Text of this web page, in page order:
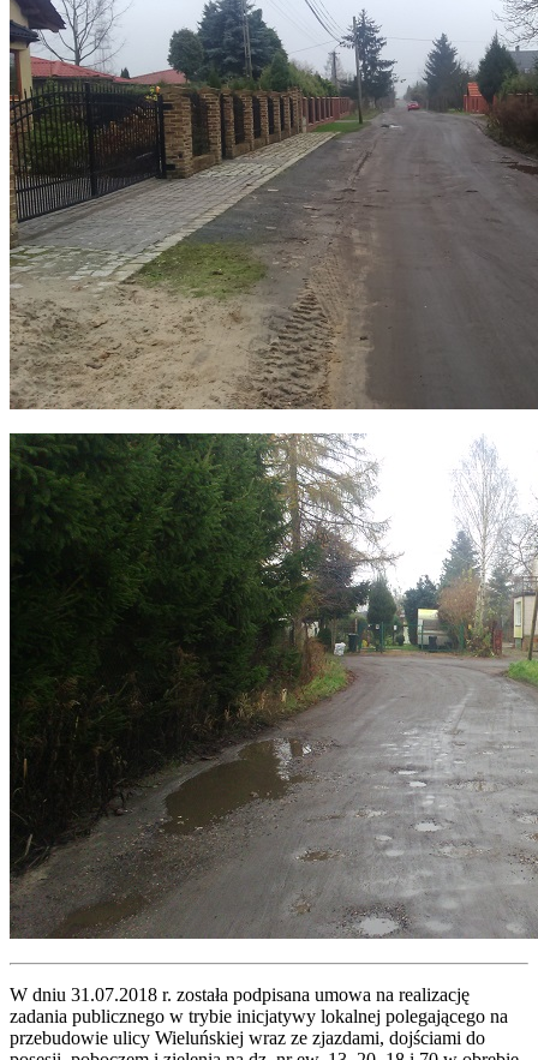
W dniu 31.07.2018 r. została podpisana umowa na realizację
zadania publicznego w trybie inicjatywy lokalnej polegającego na
przebudowie ulicy Wieluńskiej wraz ze zjazdami, dojściami do